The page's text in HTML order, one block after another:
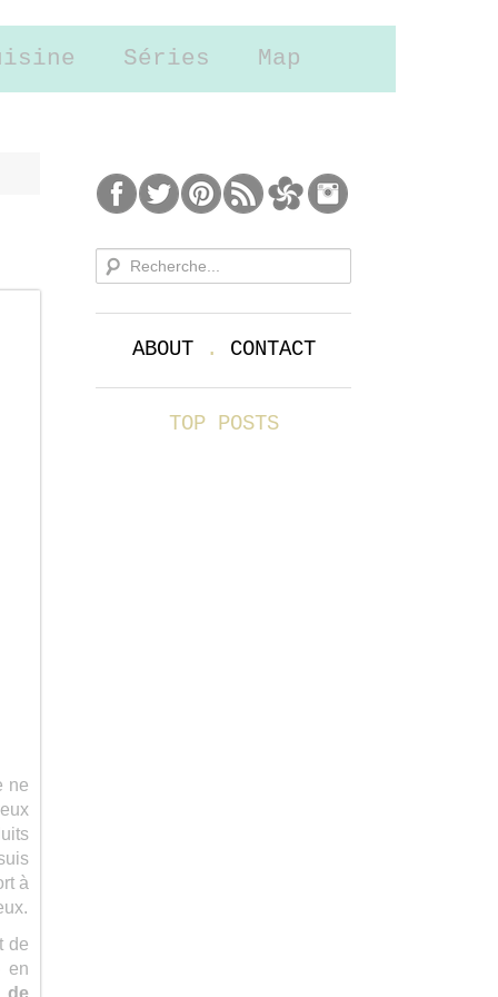
Séries Map
ne
à
de
en
de
ABOUT. CONTACT
TOP POSTS